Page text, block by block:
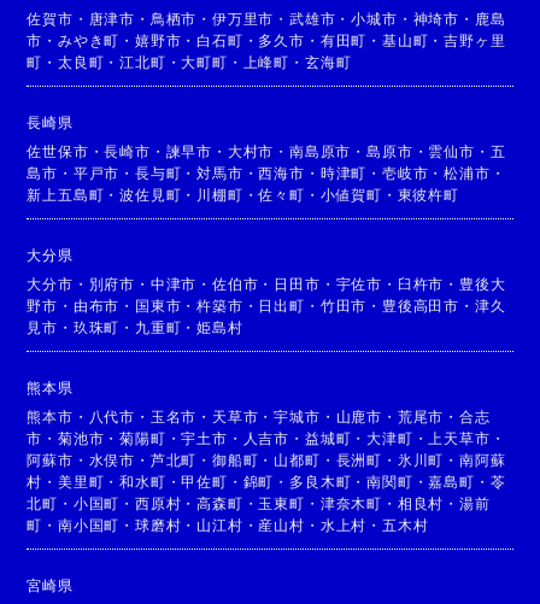
佐賀市 ・ 唐津市 ・ 鳥栖市 ・伊万里市 ・武雄市 ・小城市 ・ 神埼市 ・ 鹿島
市 ・みやき町 ・嬉野市 ・白石町 ・ 多久市 ・ 有田町 ・ 基山町 ・吉野ヶ里
町 ・太良町 ・江北町 ・大町町 ・ 上峰町 ・ 玄海町
長崎県
佐世保市 ・長崎市 ・ 諫早市 ・ 大村市 ・南島原市 ・島原市 ・ 雲仙市 ・ 五
島市 ・ 平戸市 ・長与町 ・対馬市 ・西海市 ・ 時津町 ・ 壱岐市 ・松浦市 ・
新上五島町 ・波佐見町 ・ 川棚町 ・佐々町 ・ 小値賀町 ・ 東彼杵町
大分県
大分市 ・ 別府市 ・ 中津市 ・佐伯市 ・ 日田市 ・ 宇佐市 ・ 臼杵市 ・ 豊後大
野市 ・ 由布市 ・ 国東市 ・杵築市 ・ 日出町 ・ 竹田市 ・ 豊後高田市 ・ 津久
見市 ・ 玖珠町 ・ 九重町 ・姫島村
熊本県
熊本市 ・ 八代市 ・ 玉名市 ・ 天草市 ・宇城市 ・ 山鹿市 ・ 荒尾市 ・ 合志
市 ・菊池市 ・菊陽町 ・宇土市 ・ 人吉市 ・ 益城町 ・大津町 ・上天草市 ・
阿蘇市 ・ 水俣市 ・ 芦北町 ・御船町 ・ 山都町 ・ 長洲町 ・ 氷川町 ・ 南阿蘇
村 ・美里町 ・和水町 ・甲佐町 ・ 錦町 ・ 多良木町 ・南関町 ・嘉島町 ・ 苓
北町 ・ 小国町 ・西原村 ・高森町 ・ 玉東町 ・ 津奈木町 ・ 相良村 ・ 湯前
町 ・南小国町 ・球磨村 ・ 山江村 ・ 産山村 ・ 水上村 ・ 五木村
宮崎県